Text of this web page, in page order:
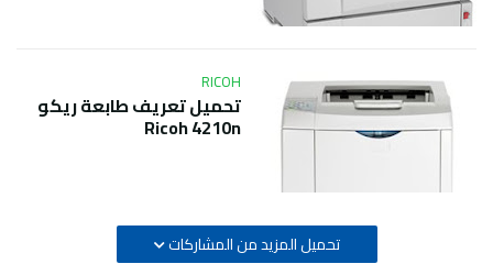
RICOH
تحميل تعريف طابعة ريكو
Ricoh 4210n
تحميل المزيد من المشاركات